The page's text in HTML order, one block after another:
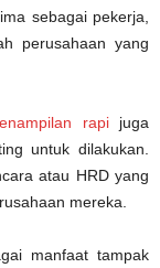
sebagai pekerja,
perusahaan yang
rapijuga
untuk dilakukan.
atau HRD yang
mereka.
manfaat tampak